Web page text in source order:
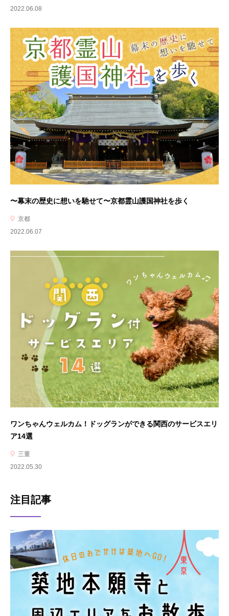
2022.06.08
〜幕末の歴史に想いを馳せて〜京都霊山護国神社を歩く
京都
2022.06.07
ワンちゃんウェルカム！ドッグランができる関西のサービスエリ
ア14選
三重
2022.05.30
注目記事